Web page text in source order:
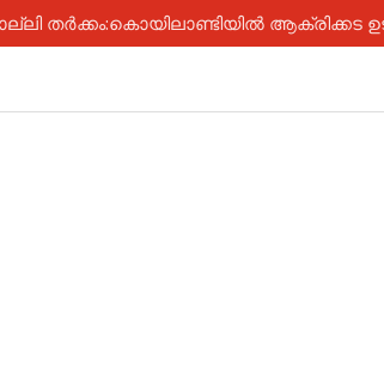
തർക്കം:കൊയിലാണ്ടിയിൽ ആക്രിക്കട